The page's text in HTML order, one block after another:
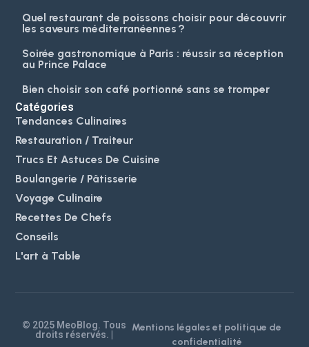
Quel restaurant de poissons choisir pour découvrir
les saveurs méditerranéennes ?
Soirée gastronomique à Paris : réussir sa réception
au Prince Palace
Bien choisir son café portionné sans se tromper
Catégories
Tendances Culinaires
Restauration / Traiteur
Trucs Et Astuces De Cuisine
Boulangerie / Pâtisserie
Voyage Culinaire
Recettes De Chefs
Conseils
L'art à Table
© 2025 MeoBlog. Tous
droits réservés. |
Mentions légales et politique de
confidentialité